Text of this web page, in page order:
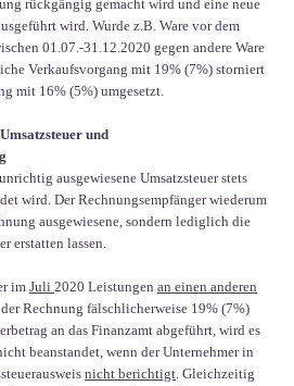
rückgängig gemacht wird und eine neue
wird. Wurde z.B. Ware vor dem
01.07.-31.12.2020 gegen andere Ware
Verkaufsvorgang mit 19% (7%) storniert
mit 16% (5%) umgesetzt.
und
ausgewiesene Umsatzsteuer stets
wird. Der Rechnungsempfänger wiederum
ausgewiesene, sondern lediglich die
erstatten lassen.
im Juli 2020 Leistungen an einen anderen
Rechnung fälschlicherweise 19% (7%)
an das Finanzamt abgeführt, wird es
beanstandet, wenn der Unternehmer in
nicht berichtigt. Gleichzeitig